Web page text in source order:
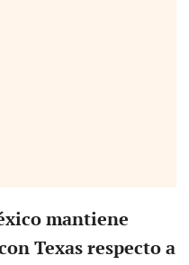
mantiene
Texas respecto a